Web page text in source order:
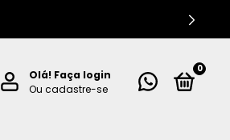
Olá! Faça login
Ou cadastre-se
0